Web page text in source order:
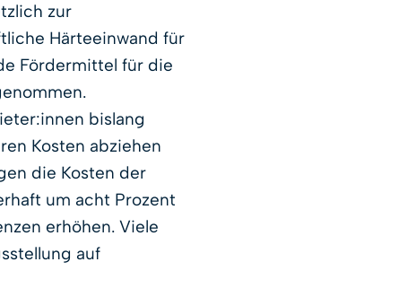
zur
Härteeinwand für
Fördermittel für die
bislang
Kosten abziehen
die Kosten der
um acht Prozent
erhöhen. Viele
auf